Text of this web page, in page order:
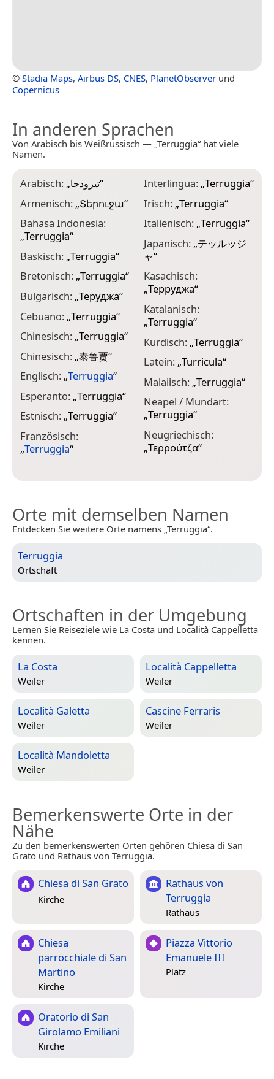
© Stadia Maps, Airbus DS, CNES, PlanetObserver und
Copernicus
In anderen Sprachen
Von Arabisch bis Weißrussisch — „Terruggia“ hat viele
Namen.
Arabisch: „تيرودجا“
Armenisch: „Տերուջա“
Bahasa Indonesia:
„Terruggia“
Baskisch: „Terruggia“
Bretonisch: „Terruggia“
Bulgarisch: „Теруджа“
Cebuano: „Terruggia“
Chinesisch: „Terruggia“
Chinesisch: „泰鲁贾“
Englisch: „Terruggia“
Esperanto: „Terruggia“
Estnisch: „Terruggia“
Französisch:
„Terruggia“
Interlingua: „Terruggia“
Irisch: „Terruggia“
Italienisch: „Terruggia“
Japanisch: „テッルッジ
ャ“
Kasachisch:
„Терруджа“
Katalanisch:
„Terruggia“
Kurdisch: „Terruggia“
Latein: „Turricula“
Malaiisch: „Terruggia“
Neapel / Mundart:
„Terruggia“
Neugriechisch:
„Τερρούτζα“
Orte mit demselben Namen
Entdecken Sie weitere Orte namens „Terruggia“.
Terruggia
Ortschaft
Ortschaften in der Umgebung
Lernen Sie Reiseziele wie La Costa und Località Cappelletta
kennen.
La Costa
Weiler
Località Cappelletta
Weiler
Località Galetta
Weiler
Cascine Ferraris
Weiler
Località Mandoletta
Weiler
Bemerkenswerte Orte in der
Nähe
Zu den bemerkenswerten Orten gehören Chiesa di San
Grato und Rathaus von Terruggia.
Chiesa di San Grato
Kirche
Rathaus von
Terruggia
Rathaus
Chiesa
parrocchiale di San
Martino
Kirche
Piazza Vittorio
Emanuele III
Platz
Oratorio di San
Girolamo Emiliani
Kirche